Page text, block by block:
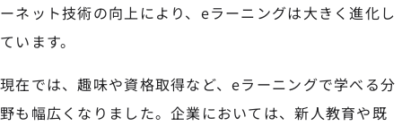
ーネット技術の向上により、eラーニングは大きく進化し
ています。
現在では、趣味や資格取得など、eラーニングで学べる分
野も幅広くなりました。企業においては、新人教育や既